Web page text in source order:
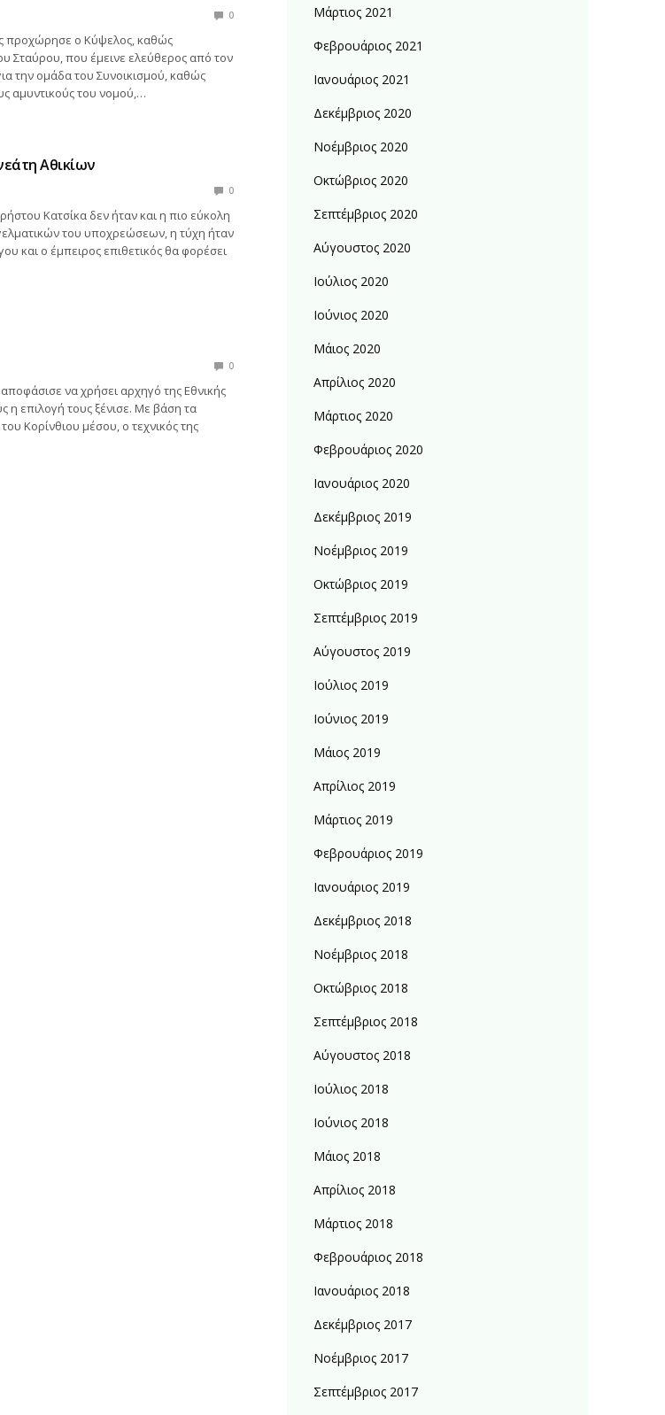
0
προχώρησε ο Κύψελος, καθώς
Σταύρου, που έμεινε ελεύθερος από τον
την ομάδα του Συνοικισμού, καθώς
αμυντικούς του νομού,…
Αθικίων
0
Κατσίκα δεν ήταν και η πιο εύκολη
του υποχρεώσεων, η τύχη ήταν
και ο έμπειρος επιθετικός θα φορέσει
0
να χρήσει αρχηγό της Εθνικής
επιλογή τους ξένισε. Με βάση τα
Κορίνθιου μέσου, ο τεχνικός της
Μάρτιος 2021
Φεβρουάριος 2021
Ιανουάριος 2021
Δεκέμβριος 2020
Νοέμβριος 2020
Οκτώβριος 2020
Σεπτέμβριος 2020
Αύγουστος 2020
Ιούλιος 2020
Ιούνιος 2020
Μάιος 2020
Απρίλιος 2020
Μάρτιος 2020
Φεβρουάριος 2020
Ιανουάριος 2020
Δεκέμβριος 2019
Νοέμβριος 2019
Οκτώβριος 2019
Σεπτέμβριος 2019
Αύγουστος 2019
Ιούλιος 2019
Ιούνιος 2019
Μάιος 2019
Απρίλιος 2019
Μάρτιος 2019
Φεβρουάριος 2019
Ιανουάριος 2019
Δεκέμβριος 2018
Νοέμβριος 2018
Οκτώβριος 2018
Σεπτέμβριος 2018
Αύγουστος 2018
Ιούλιος 2018
Ιούνιος 2018
Μάιος 2018
Απρίλιος 2018
Μάρτιος 2018
Φεβρουάριος 2018
Ιανουάριος 2018
Δεκέμβριος 2017
Νοέμβριος 2017
Σεπτέμβριος 2017